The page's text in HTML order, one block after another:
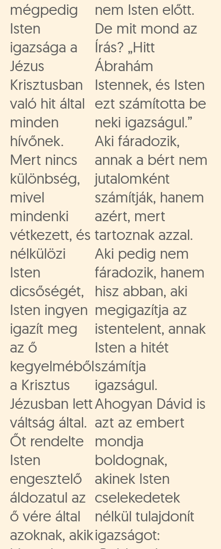
mégpedig
Isten
igazsága a
Jézus
Krisztusban
való hit által
minden
hívőnek.
Mert nincs
különbség,
mivel
mindenki
vétkezett, és
nélkülözi
Isten
dicsőségét,
Isten ingyen
igazít meg
az ő
kegyelméből
a Krisztus
Jézusban lett
váltság által.
Őt rendelte
Isten
engesztelő
áldozatul az
ő vére által
azoknak, akik
nem Isten előtt.
De mit mond az
Írás? „Hitt
Ábrahám
Istennek, és Isten
ezt számította be
neki igazságul.”
Aki fáradozik,
annak a bért nem
jutalomként
számítják, hanem
azért, mert
tartoznak azzal.
Aki pedig nem
fáradozik, hanem
hisz abban, aki
megigazítja az
istentelent, annak
Isten a hitét
számítja
igazságul.
Ahogyan Dávid is
azt az embert
mondja
boldognak,
akinek Isten
cselekedetek
nélkül tulajdonít
igazságot: